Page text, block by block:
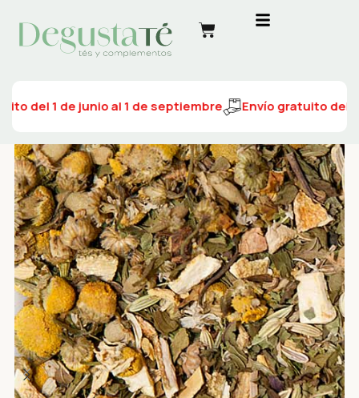
del 1 de junio al 1 de septiembre Envío gratuito del 1